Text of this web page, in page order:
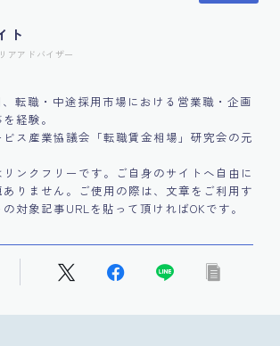
ト
アアドバイザー
転職・中途採用市場における営業職・企画
経験。
ス産業協議会「転職賃金相場」研究会の元
ンクフリーです。ご自身のサイトへ自由に
りません。ご使用の際は、文章をご利用す
対象記事URLを貼って頂ければOKです。